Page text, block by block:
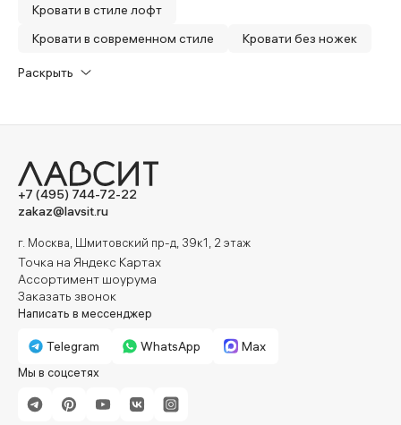
Кровати в стиле лофт
Кровати в современном стиле
Кровати без ножек
Кровати 200х200
Кровати на подиуме
Кровати с мягким изголовьем
Односпальные кровати
Раскрыть
+7 (495) 744-72-22
zakaz@lavsit.ru
г. Москва, Шмитовский пр-д, 39к1, 2 этаж
Точка на Яндекс Картах
Ассортимент шоурума
Заказать звонок
Написать в мессенджер
Telegram WhatsApp Max
Мы в соцсетях